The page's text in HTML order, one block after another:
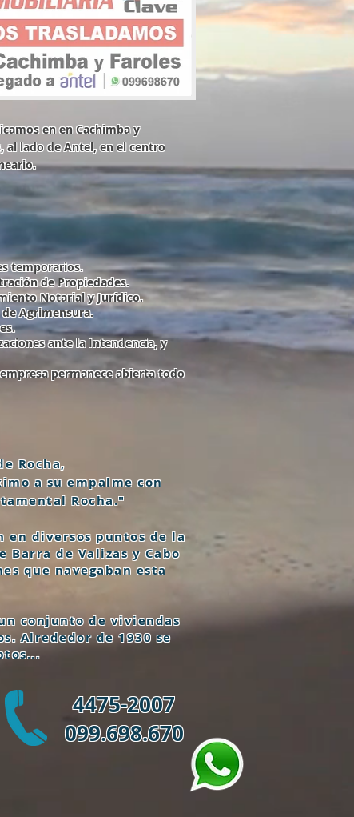
en en Cachimba y
al lado de Antel, en el centro
temporarios.
de Propiedades.
Notarial y Jurídico.
de Agrimensura.
ante la Intendencia, y
permanece abierta todo
Rocha,
a su empalme con
Rocha."
en diversos puntos de la
Barra de Valizas y Cabo
que navegaban esta
conjunto de viviendas
Alrededor de 1930 se
4475-2007
099.698.670